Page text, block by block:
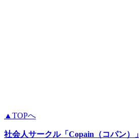
▲TOPへ
社会人サークル「Copain（コパン）」